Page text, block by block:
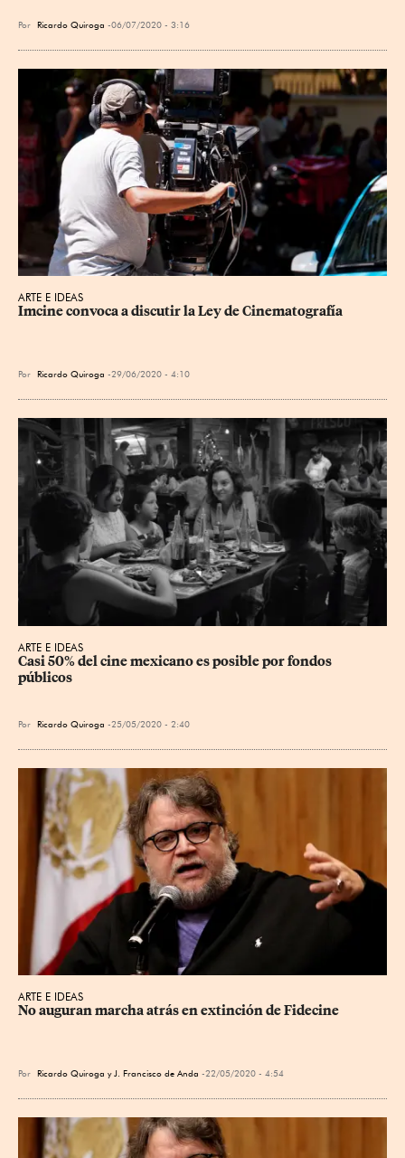
Por Ricardo Quiroga 06/07/2020 - 3:16
ARTE E IDEAS
Imcine convoca a discutir la Ley de Cinematografía
Por Ricardo Quiroga 29/06/2020 - 4:10
ARTE E IDEAS
Casi 50% del cine mexicano es posible por fondos
públicos
Por Ricardo Quiroga 25/05/2020 - 2:40
ARTE E IDEAS
No auguran marcha atrás en extinción de Fidecine
Por Ricardo Quiroga y J. Francisco de Anda 22/05/2020 - 4:54